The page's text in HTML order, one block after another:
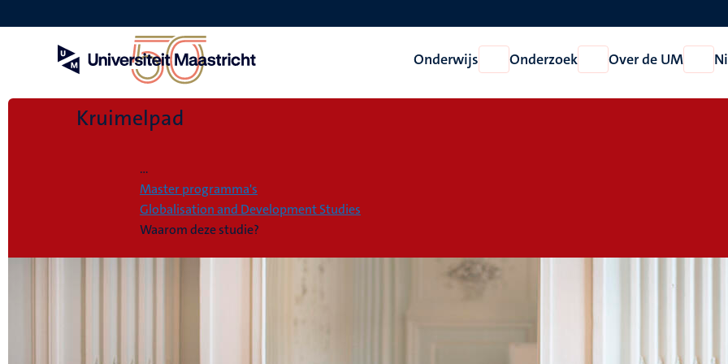
en
Onderwijs
Open
Onderwijs
Onderzoek
Open
Onderzoek
Over de UM
Open
Over
Kruimelpad
...
Master programma's
Globalisation and Development Studies
Waarom deze studie?